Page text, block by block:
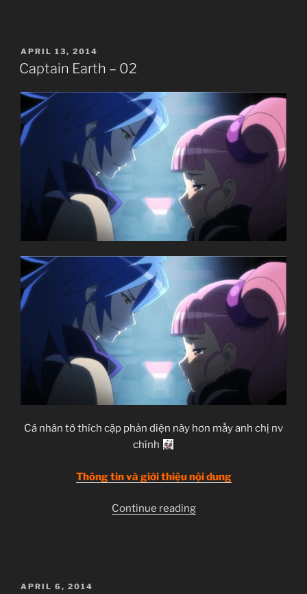
POSTED
ON
APRIL 13, 2014
Captain Earth – 02
Cá nhân tớ thích cặp phản diện này hơn mấy anh chị nv
chính
Thông tin và giới thiệu nội dung
Continue reading“Captain
POSTED
APRIL 6, 2014